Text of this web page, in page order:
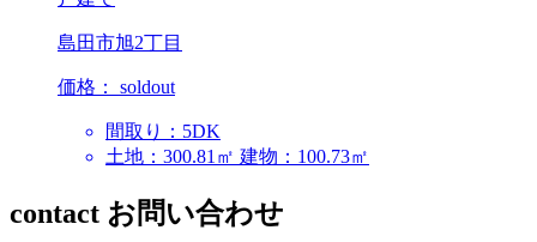
島田市旭2丁目
価格： soldout
間取り：5DK
土地：300.81㎡ 建物：100.73㎡
contact お問い合わせ